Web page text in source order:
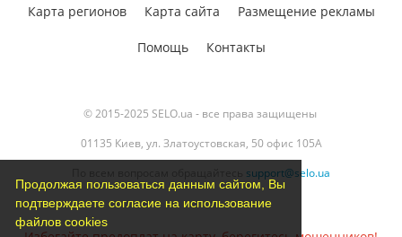
Продолжая пользоваться данным сайтом, Вы
подтверждаете согласие на использование
файлов cookies
© 2015-2025 SELO.ua - все права защищены
01135 Киев, ул. Златоустовская, 50 офис 105А
support@selo.ua
Карта регионов Карта сайта Размещение рекламы
Помощь Контакты